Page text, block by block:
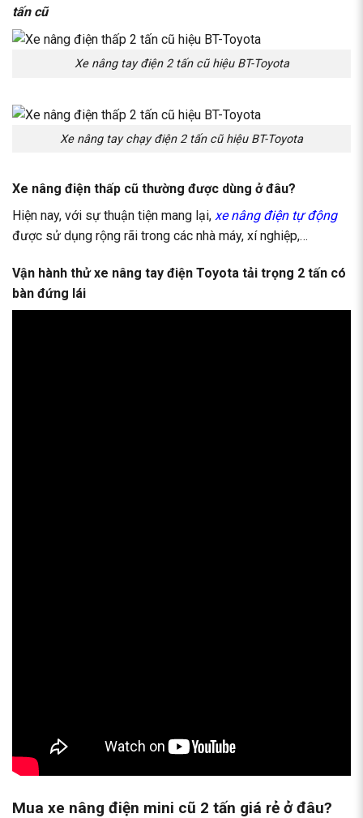
tấn cũ
Xe nâng tay điện 2 tấn cũ hiệu BT-Toyota
Xe nâng tay chạy điện 2 tấn cũ hiệu BT-Toyota
Xe nâng điện thấp cũ thường được dùng ở đâu?
Hiện nay, với sự thuận tiện mang lại, xe nâng điện tự động
được sử dụng rộng rãi trong các nhà máy, xí nghiệp,…
Vận hành thử xe nâng tay điện Toyota tải trọng 2 tấn có
bàn đứng lái
Mua xe nâng điện mini cũ 2 tấn giá rẻ ở đâu?